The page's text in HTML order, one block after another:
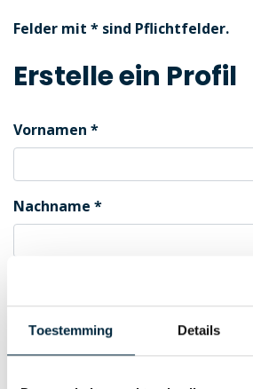
Toestemming Details
Felder mit * sind Pflichtfelder.
Erstelle ein Profil
Vornamen
Nachname
Mann
Frau
E-Mail (Benutzername)